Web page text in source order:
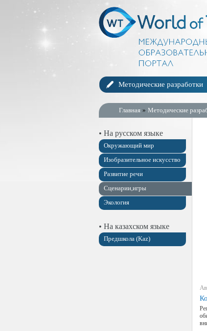
Методические разработки
Главная » Методические
• На русском языке
Окружающий мир
Изобразительное искусство
Развитие речи
Сценарии,игры
Экология
• На казахском языке
Предшкола (Kaz)